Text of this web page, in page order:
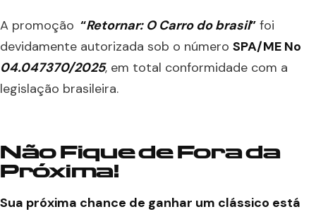
A promoção “Retornar: O Carro do brasil” foi
devidamente autorizada sob o número SPA/ME No
04.047370/2025, em total conformidade com a
legislação brasileira.
Não Fique de Fora da
Próxima!
Sua próxima chance de ganhar um clássico está